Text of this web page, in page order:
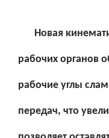
Новая
рабочих органов
рабочие углы
передач, что